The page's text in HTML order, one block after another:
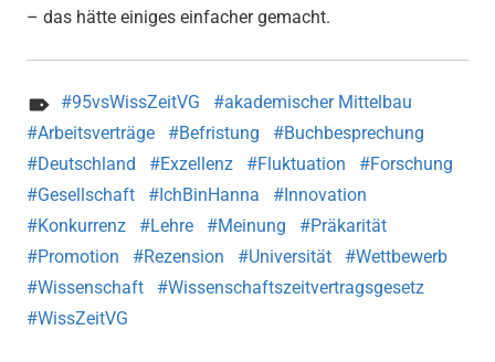
– das hätte einiges einfacher gemacht.
95vsWissZeitVG
akademischer Mittelbau
Arbeitsverträge
Befristung
Buchbesprechung
Deutschland
Exzellenz Fluktuation
Forschung
Gesellschaft
IchBinHanna
Innovation
Konkurrenz
Lehre Meinung
Präkarität
Promotion
Rezension Universität
Wettbewerb
Wissenschaft
Wissenschaftszeitvertragsgesetz
WissZeitVG